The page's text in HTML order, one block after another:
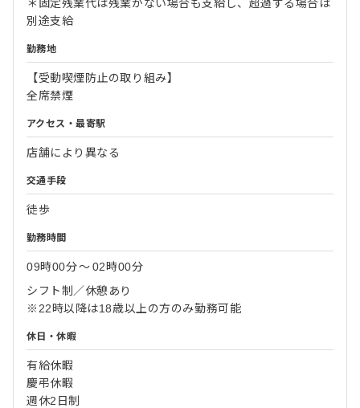
＊固定残業代は残業がない場合も支給し、超過する場合は
別途支給
勤務地
【受動喫煙防止の取り組み】
全席禁煙
アクセス・最寄駅
店舗により異なる
交通手段
徒歩
勤務時間
09時00分〜02時00分
シフト制／休憩あり
※22時以降は18歳以上の方のみ勤務可能
休日・休暇
有給休暇
慶弔休暇
週休2日制